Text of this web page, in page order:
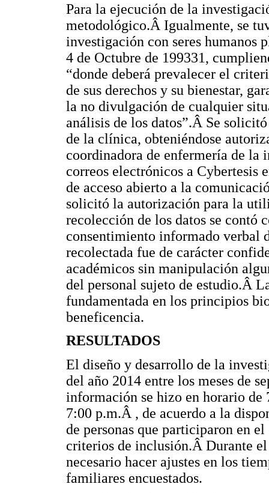
Para la ejecución de la
metodológico.Â Igualmente, se
investigación con seres humanos
4 de Octubre de 199331,
“donde deberá prevalecer el
de sus derechos y su bienestar,
la no divulgación de cualquier
análisis de los datos”.Â Se
de la clínica, obteniéndose
coordinadora de enfermería de la
correos electrónicos a
de acceso abierto a la
solicitó la autorización para la
recolección de los datos se contó
consentimiento informado verbal
recolectada fue de carácter
académicos sin manipulación
del personal sujeto de estudio.Â
fundamentada en los principios
beneficencia.
RESULTADOS
El diseño y desarrollo de la
del año 2014 entre los meses de
información se hizo en horario
7:00 p.m.Â , de acuerdo a la
de personas que participaron en
criterios de inclusión.Â Durante
necesario hacer ajustes en los
familiares encuestados.